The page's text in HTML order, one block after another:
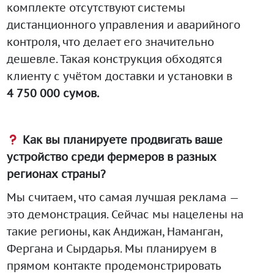
комплекте отсутствуют системы
дистанционного управления и аварийного
контроля, что делает его значительно
дешевле. Такая конструкция обходятся
клиенту с учётом доставки и установки в
4 750 000 сумов.
Как вы планируете продвигать ваше
устройство среди фермеров в разных
регионах страны?
Мы считаем, что самая лучшая реклама —
это демонстрация. Сейчас мы нацелены на
такие регионы, как Андижан, Наманган,
Фергана и Сырдарья. Мы планируем в
прямом контакте продемонстрировать